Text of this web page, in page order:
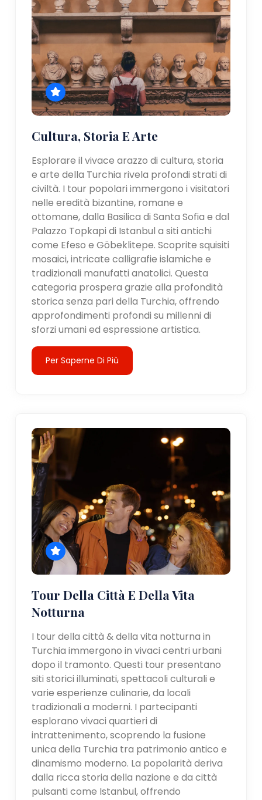
Cultura, Storia E Arte
Esplorare il vivace arazzo di cultura, storia
e arte della Turchia rivela profondi strati di
civiltà. I tour popolari immergono i visitatori
nelle eredità bizantine, romane e
ottomane, dalla Basilica di Santa Sofia e dal
Palazzo Topkapi di Istanbul a siti antichi
come Efeso e Göbeklitepe. Scoprite squisiti
mosaici, intricate calligrafie islamiche e
tradizionali manufatti anatolici. Questa
categoria prospera grazie alla profondità
storica senza pari della Turchia, offrendo
approfondimenti profondi su millenni di
sforzi umani ed espressione artistica.
Per Saperne Di Più
Tour Della Città E Della Vita
Notturna
I tour della città & della vita notturna in
Turchia immergono in vivaci centri urbani
dopo il tramonto. Questi tour presentano
siti storici illuminati, spettacoli culturali e
varie esperienze culinarie, da locali
tradizionali a moderni. I partecipanti
esplorano vivaci quartieri di
intrattenimento, scoprendo la fusione
unica della Turchia tra patrimonio antico e
dinamismo moderno. La popolarità deriva
dalla ricca storia della nazione e da città
pulsanti come Istanbul, offrendo